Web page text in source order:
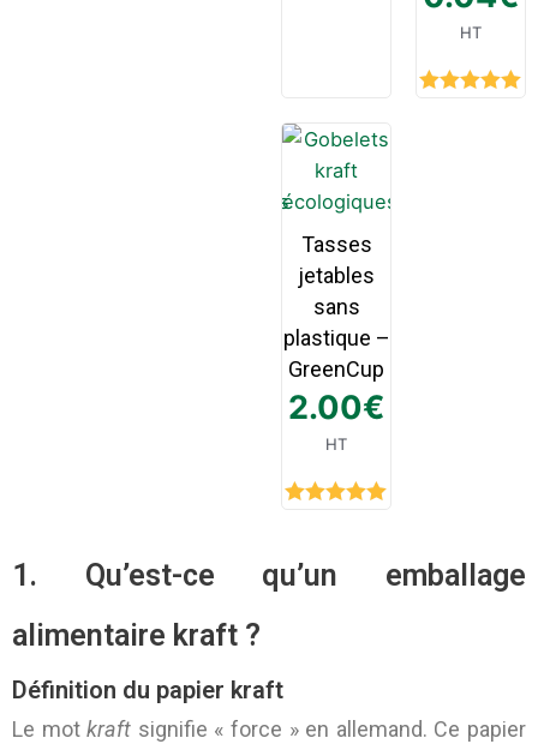
HT
Tasses
jetables
sans
plastique –
GreenCup
2.00€
HT
1. Qu’est-ce qu’un emballage
alimentaire kraft ?
Définition du papier kraft
Le motkraft signifie « force » en allemand. Ce papier